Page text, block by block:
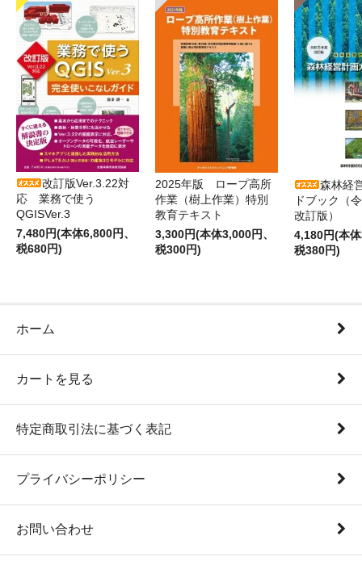
改訂版Ver.3.22対
応 業務で使う
QGISVer.3
7,480円(本体6,800円、
税680円)
2025年版 ロープ高所
作業（樹上作業）特別
教育テキスト
3,300円(本体3,000円、
税300円)
森林経
ドブック（
改訂版）
4,180円(本
税380円)
ホーム
カートを見る
特定商取引法に基づく表記
プライバシーポリシー
お問い合わせ